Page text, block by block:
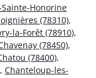
Honorine
(78310),
la-Forêt (78910),
(78450),
(78400),
, Chanteloup-les-